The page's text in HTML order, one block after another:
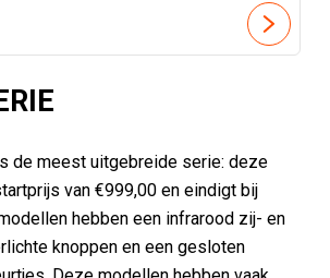
de meest uitgebreide serie: deze
van €999,00 en eindigt bij
hebben een infrarood zij- en
knoppen en een gesloten